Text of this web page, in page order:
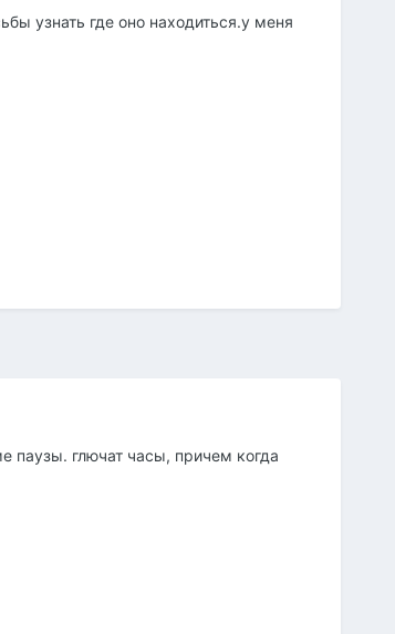
узнать где оно находиться.у меня
паузы. глючат часы, причем когда